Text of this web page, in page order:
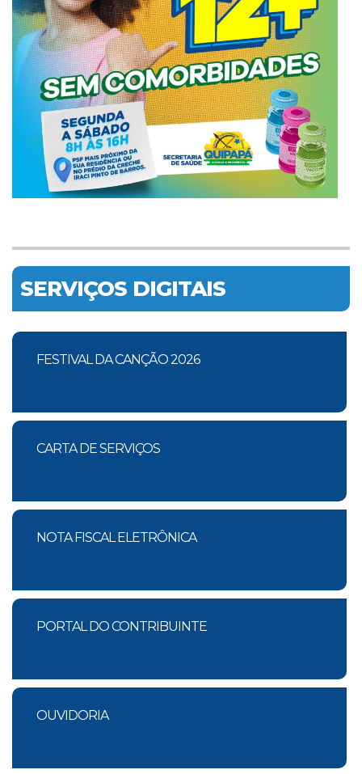
SERVIÇOS DIGITAIS
FESTIVAL DA CANÇÃO 2026
CARTA DE SERVIÇOS
NOTA FISCAL ELETRÔNICA
PORTAL DO CONTRIBUINTE
OUVIDORIA